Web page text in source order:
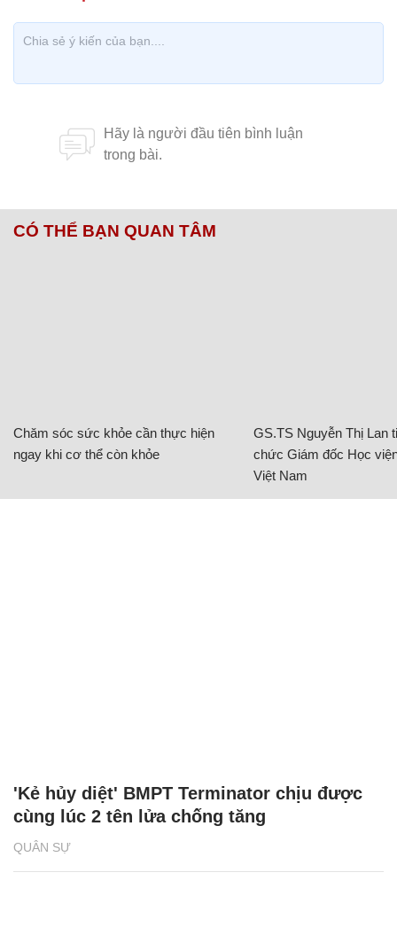
CÓ THỂ BẠN QUAN TÂM
Chăm sóc sức khỏe cần thực hiện
ngay khi cơ thể còn khỏe
GS.TS Nguyễn Thị Lan
chức Giám đốc Học
Việt Nam
QUÂN SỰ
'Kẻ hủy diệt' BMPT Terminator chịu được
cùng lúc 2 tên lửa chống tăng